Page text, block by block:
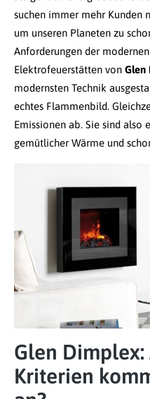
suchen immer mehr Kunden
um unseren Planeten zu
Anforderungen der
Elektrofeuerstätten von Glen
modernsten Technik
echtes Flammenbild.
Emissionen ab. Sie sind also
gemütlicher Wärme und
Glen
Kriterien